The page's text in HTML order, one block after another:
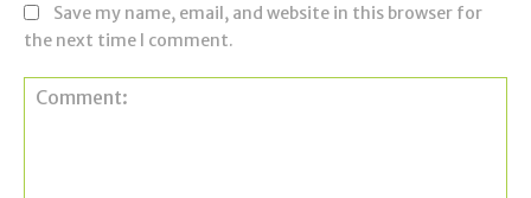
Save my name, email, and website in this browser for
the next time I comment.